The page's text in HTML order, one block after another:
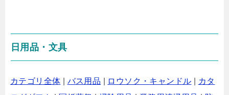
日用品・文具
カテゴリ全体 バス用品 ロウソク・キャンドル
カタ